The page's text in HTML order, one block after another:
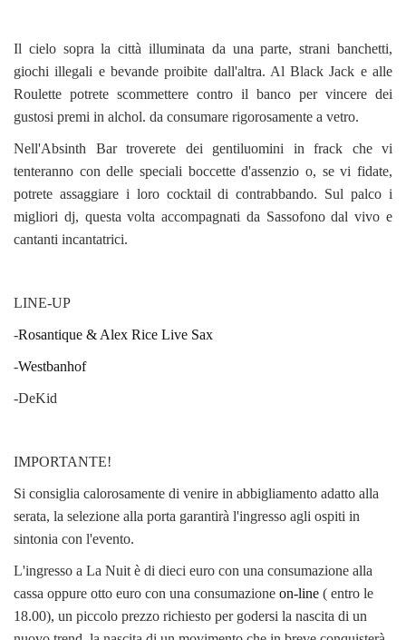
Il cielo sopra la città illuminata da una parte, strani banchetti,
giochi illegali e bevande proibite dall'altra. Al Black Jack e alle
Roulette potrete scommettere contro il banco per vincere dei
gustosi premi in alchol. da consumare rigorosamente a vetro.
Nell'Absinth Bar troverete dei gentiluomini in frack che vi
tenteranno con delle speciali boccette d'assenzio o, se vi fidate,
potrete assaggiare i loro cocktail di contrabbando. Sul palco i
migliori dj, questa volta accompagnati da Sassofono dal vivo e
cantanti incantatrici.
LINE-UP
-Rosantique & Alex Rice Live Sax
-Westbanhof
-DeKid
IMPORTANTE!
Si consiglia calorosamente di venire in abbigliamento adatto alla
serata, la selezione alla porta garantirà l'ingresso agli ospiti in
sintonia con l'evento.
L'ingresso a La Nuit è di dieci euro con una consumazione alla
cassa oppure otto euro con una consumazione on-line ( entro le
18.00), un piccolo prezzo richiesto per godersi la nascita di un